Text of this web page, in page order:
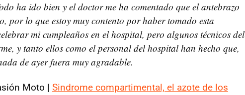
ha ido bien y el doctor me ha comentado que el antebrazo
por lo que estoy muy contento por haber tomado esta
mi cumpleaños en el hospital, pero algunos técnicos del
y tanto ellos como el personal del hospital han hecho que,
de ayer fuera muy agradable.
Moto | Sindrome compartimental, el azote de los